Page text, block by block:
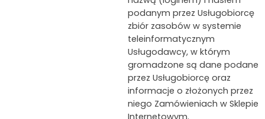
podanym przez Usługobiorcę
zbiór zasobów w systemie
teleinformatycznym
Usługodawcy, w którym
gromadzone są dane podane
przez Usługobiorcę oraz
informacje o złożonych przez
niego Zamówieniach w Sklepie
Internetowym.